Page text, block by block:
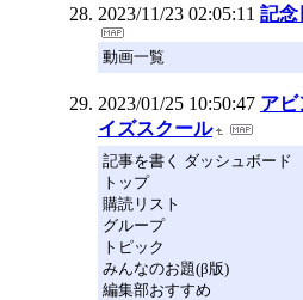
2023/11/23 02:05:11 記念
動画一覧
2023/01/25 10:50:47 ア
イズスクール
記事を書く ダッシュボード
トップ
購読リスト
グループ
トピック
みんなのお題(β版)
編集部おすすめ